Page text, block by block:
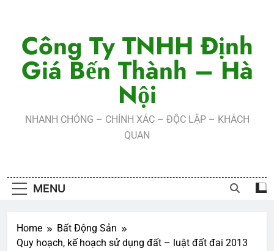
contentCông Ty TNHH Định
Giá Bến Thành – Hà
Nội
NHANH CHÓNG – CHÍNH XÁC – ĐỘC LẬP – KHÁCH
QUAN
MENU
Home
Bất Động Sản
Quy hoạch, kế hoạch sử dụng đất – luật đất đai 2013